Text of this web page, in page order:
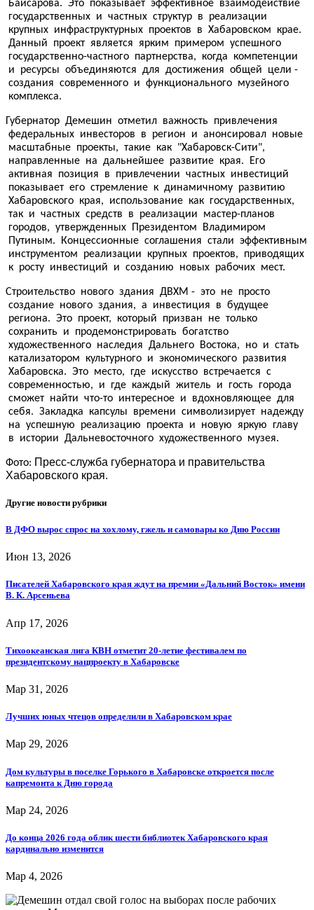
Байсарова. Это показывает эффективное взаимодействие
государственных и частных структур в реализации
крупных инфраструктурных проектов в Хабаровском крае.
Данный проект является ярким примером успешного
государственно-частного партнерства, когда компетенции
и ресурсы объединяются для достижения общей цели -
создания современного и функционального музейного
комплекса.
Губернатор Демешин отметил важность привлечения
федеральных инвесторов в регион и анонсировал новые
масштабные проекты, такие как "Хабаровск-Сити",
направленные на дальнейшее развитие края. Его
активная позиция в привлечении частных инвестиций
показывает его стремление к динамичному развитию
Хабаровского края, использование как государственных,
так и частных средств в реализации мастер-планов
городов, утвержденных Президентом Владимиром
Путиным. Концессионные соглашения стали эффективным
инструментом реализации крупных проектов, приводящих
к росту инвестиций и созданию новых рабочих мест.
Строительство нового здания ДВХМ - это не просто
создание нового здания, а инвестиция в будущее
региона. Это проект, который призван не только
сохранить и продемонстрировать богатство
художественного наследия Дальнего Востока, но и стать
катализатором культурного и экономического развития
Хабаровска. Это место, где искусство встречается с
современностью, и где каждый житель и гость города
сможет найти что-то интересное и вдохновляющее для
себя. Закладка капсулы времени символизирует надежду
на успешную реализацию проекта и новую яркую главу
в истории Дальневосточного художественного музея.
Фото: Пресс-служба губернатора и правительства
Хабаровского края.
Другие новости рубрики
В ДФО вырос спрос на хохлому, гжель и самовары ко Дню России
Июн 13, 2026
Писателей Хабаровского края ждут на премии «Дальний Восток» имени
В. К. Арсеньева
Апр 17, 2026
Тихоокеанская лига КВН отметит 20-летие фестивалем по
президентскому нацпроекту в Хабаровске
Мар 31, 2026
Лучших юных чтецов определили в Хабаровском крае
Мар 29, 2026
Дом культуры в поселке Горького в Хабаровске откроется после
капремонта к Дню города
Мар 24, 2026
До конца 2026 года облик шести библиотек Хабаровского края
кардинально изменится
Мар 4, 2026